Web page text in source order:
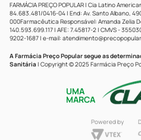
FARMÁCIA PREÇO POPULAR | Cia Latino
84.683.481/0416-04 | End: Av. Santo Albano,
000Farmacêutica Responsável: Amanda Zelia
140.593.699.117 | AFE: 7.45817-2 | CMVS -
9202-1687 | e-mail:
A Farmácia Preço Popular segue as
Sanitária | Copyright © 2025 Farmácia Preço
UMA
MARCA
Powered by